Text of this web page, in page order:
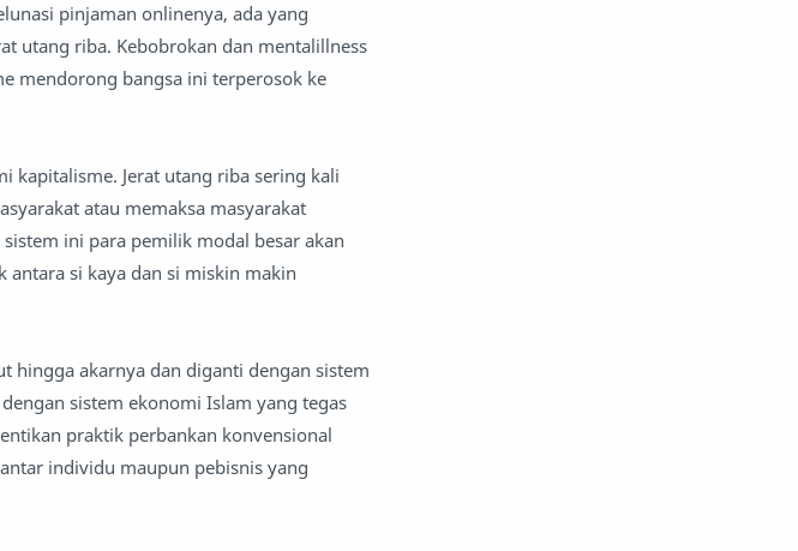
pinjaman onlinenya, ada yang
utang riba. Kebobrokan dan mentalillness
mendorong bangsa ini terperosok ke
kapitalisme. Jerat utang riba sering kali
atau memaksa masyarakat
ini para pemilik modal besar akan
antara si kaya dan si miskin makin
hingga akarnya dan diganti dengan sistem
sistem ekonomi Islam yang tegas
praktik perbankan konvensional
individu maupun pebisnis yang